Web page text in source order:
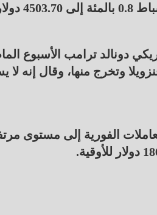
دونالد ترامب الأسبوع
وتخرج منها، وقال إنه